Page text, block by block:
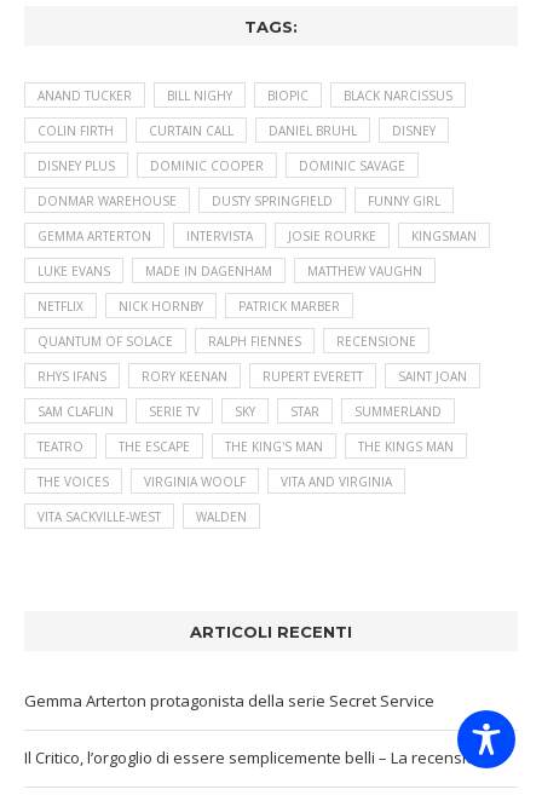
TAGS:
ANAND TUCKER BILL NIGHY BIOPIC BLACK NARCISSUS
COLIN FIRTH CURTAIN CALL DANIEL BRUHL DISNEY
DISNEY PLUS DOMINIC COOPER DOMINIC SAVAGE
DONMAR WAREHOUSE DUSTY SPRINGFIELD FUNNY GIRL
GEMMA ARTERTON INTERVISTA JOSIE ROURKE KINGSMAN
LUKE EVANS MADE IN DAGENHAM MATTHEW VAUGHN
NETFLIX NICK HORNBY PATRICK MARBER
QUANTUM OF SOLACE RALPH FIENNES RECENSIONE
RHYS IFANS RORY KEENAN RUPERT EVERETT SAINT JOAN
SAM CLAFLIN SERIE TV SKY STAR SUMMERLAND
TEATRO THE ESCAPE THE KING'S MAN THE KINGS MAN
THE VOICES VIRGINIA WOOLF VITA AND VIRGINIA
VITA SACKVILLE-WEST WALDEN
ARTICOLI RECENTI
Gemma Arterton protagonista della serie Secret Service
Il Critico, l’orgoglio di essere semplicemente belli – La recensione